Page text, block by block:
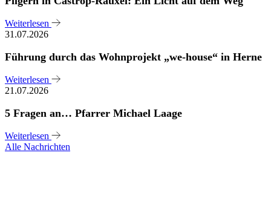
Weiterlesen
31.07.2026
Führung durch das Wohnprojekt „we-house“ in Herne
Weiterlesen
21.07.2026
5 Fragen an… Pfarrer Michael Laage
Weiterlesen
Alle Nachrichten